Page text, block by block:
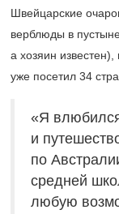
Швейцарские
верблюды в
а хозяин
уже посетил 34
«Я
и
по
средней
любую